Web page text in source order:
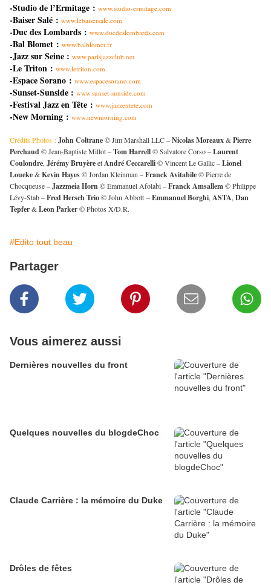
-Studio de l’Ermitage : www.studio-ermitage.com
-Baiser Salé : www.lebaisersale.com
-Duc des Lombards : www.ducdeslombards.com
-Bal Blomet : www.balblomet.fr
-Jazz sur Seine : www.parisjazzclub.net
-Le Triton : www.letriton.com
-Espace Sorano : www.espacesorano.com
-Sunset-Sunside : www.sunset-sunside.com
-Festival Jazz en Tête : www.jazzentete.com
-New Morning : www.newmorning.com
Crédits Photos :John Coltrane© Jim Marshall LLC –Nicolas Moreaux&Pierre
Perchaud© Jean-Baptiste Millot –Tom Harrell© Salvatore Corso –Laurent
Coulondre, Jérémy BruyèreetAndré Ceccarelli© Vincent Le Gallic –Lionel
Loueke&Kevin Hayes© Jordan Kleinman –Franck Avitabile© Pierre de
Chocqueuse –Jazzmeia Horn© Emmanuel Afolabi –Franck Amsallem© Philippe
Lévy-Stab –Fred Hersch Trio© John Abbott –Emmanuel Borghi, ASTA, Dan
Tepfer&Leon Parker© Photos X/D.R.
#Edito tout beau
Partager
Vous aimerez aussi
Dernières nouvelles du front
Quelques nouvelles du blogdeChoc
Claude Carrière : la mémoire du Duke
Drôles de fêtes